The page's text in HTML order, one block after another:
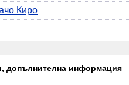
Киро
допълнителна информация